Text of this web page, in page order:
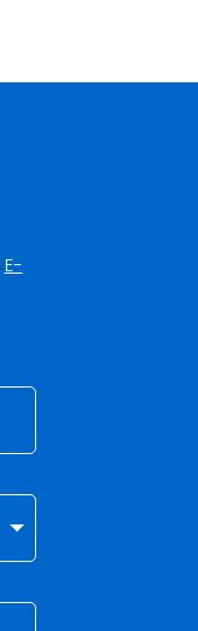
E-